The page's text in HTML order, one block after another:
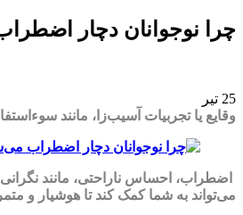
چرا نوجوانان دچار
25 تیر
وقایع یا تجربیات آسیب‌زا، مانند
اضطراب، احساس ناراحتی، مانند
می‌تواند به شما کمک کند تا هوشیار و